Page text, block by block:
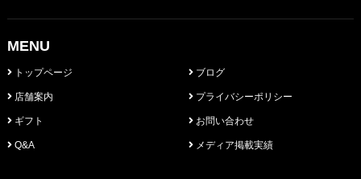
MENU
トップページ
店舗案内
ギフト
Q&A
ブログ
プライバシーポリシー
お問い合わせ
メディア掲載実績